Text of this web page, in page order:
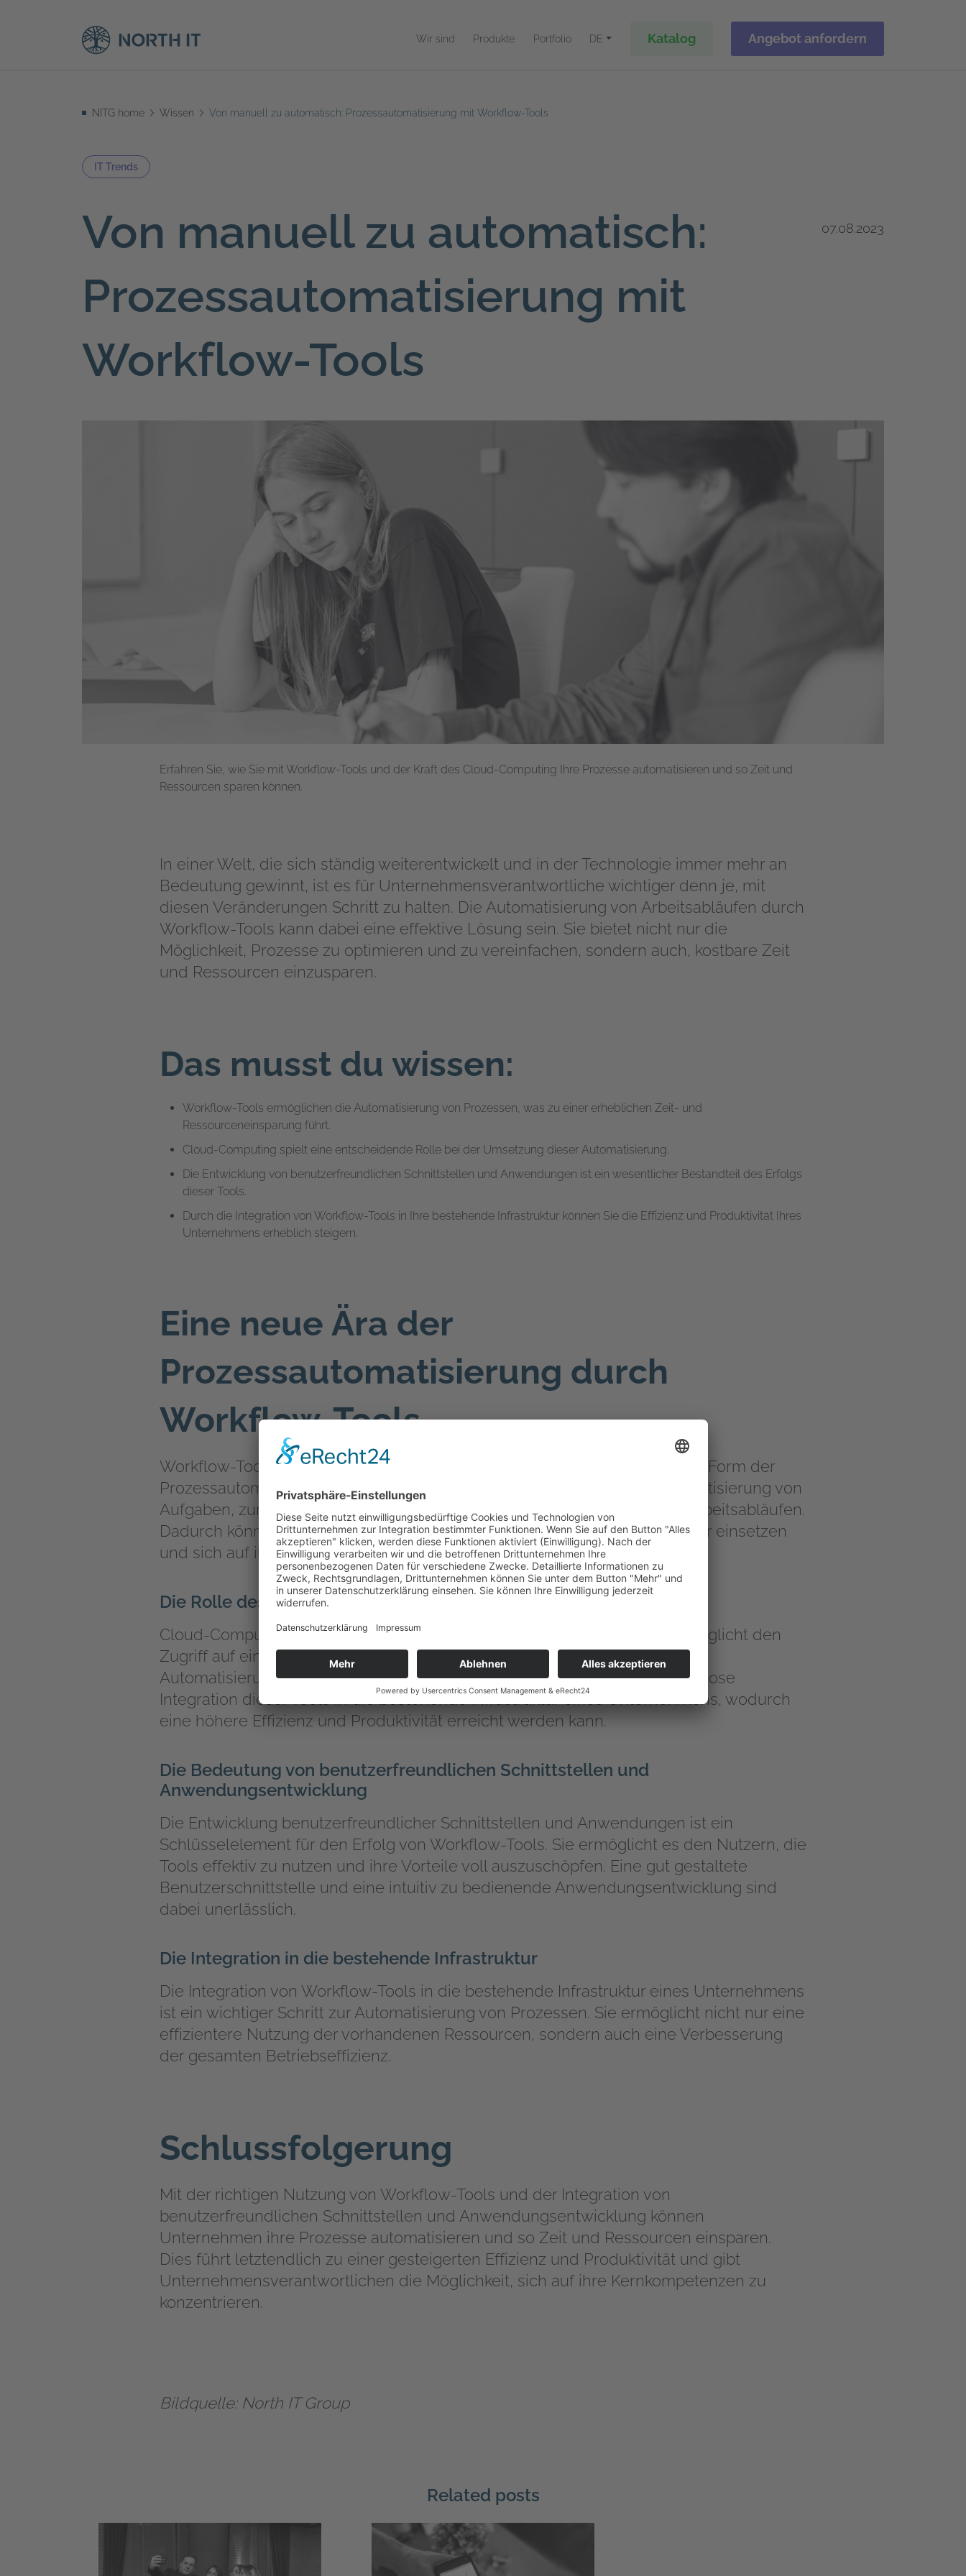
Wir sind Produkte Portfolio DE Katalog Angebot anfordern
NITG home Wissen Von manuell zu automatisch: Prozessautomatisierung mit Workflow-Tools
IT Trends
Von manuell zu automatisch:
Prozessautomatisierung mit
Workflow-Tools
07.08.2023
Erfahren Sie, wie Sie mit Workflow-Tools und der Kraft des Cloud-Computing Ihre Prozesse automatisieren und so Zeit und
Ressourcen sparen können.
In einer Welt, die sich ständig weiterentwickelt und in der Technologie immer mehr an
Bedeutung gewinnt, ist es für Unternehmensverantwortliche wichtiger denn je, mit
diesen Veränderungen Schritt zu halten. Die Automatisierung von Arbeitsabläufen durch
Workflow-Tools kann dabei eine effektive Lösung sein. Sie bietet nicht nur die
Möglichkeit, Prozesse zu optimieren und zu vereinfachen, sondern auch, kostbare Zeit
und Ressourcen einzusparen.
Das musst du wissen:
Workflow-Tools ermöglichen die Automatisierung von Prozessen, was zu einer erheblichen Zeit- und
Ressourceneinsparung führt.
Cloud-Computing spielt eine entscheidende Rolle bei der Umsetzung dieser Automatisierung.
Die Entwicklung von benutzerfreundlichen Schnittstellen und Anwendungen ist ein wesentlicher Bestandteil des Erfolgs
dieser Tools.
Durch die Integration von Workflow-Tools in Ihre bestehende Infrastruktur können Sie die Effizienz und Produktivität Ihres
Unternehmens erheblich steigern.
Eine neue Ära der
Prozessautomatisierung durch
Workflow-Tools
Workflow-Tools nutzen die Kraft des Cloud-Computing, um eine neuartige Form der
Prozessautomatisierung zu ermöglichen. Sie bieten Funktionen zur Automatisierung von
Aufgaben, zur Überwachung von Prozessen und zur Vereinfachung von Arbeitsabläufen.
Dadurch können Unternehmensverantwortliche ihre Ressourcen effizienter einsetzen
und sich auf ihre Kernkompetenzen konzentrieren.
Die Rolle des Cloud-Computing
Cloud-Computing ist das Rückgrat der Workflow-Automatisierung. Es ermöglicht den
Zugriff auf eine Vielzahl von Tools und Ressourcen, die für eine effektive
Automatisierung unerlässlich sind. Darüber hinaus ermöglicht es eine nahtlose
Integration dieser Tools in die bestehende Infrastruktur eines Unternehmens, wodurch
eine höhere Effizienz und Produktivität erreicht werden kann.
Die Bedeutung von benutzerfreundlichen Schnittstellen und
Anwendungsentwicklung
Die Entwicklung benutzerfreundlicher Schnittstellen und Anwendungen ist ein
Schlüsselelement für den Erfolg von Workflow-Tools. Sie ermöglicht es den Nutzern, die
Tools effektiv zu nutzen und ihre Vorteile voll auszuschöpfen. Eine gut gestaltete
Benutzerschnittstelle und eine intuitiv zu bedienende Anwendungsentwicklung sind
dabei unerlässlich.
Die Integration in die bestehende Infrastruktur
Die Integration von Workflow-Tools in die bestehende Infrastruktur eines Unternehmens
ist ein wichtiger Schritt zur Automatisierung von Prozessen. Sie ermöglicht nicht nur eine
effizientere Nutzung der vorhandenen Ressourcen, sondern auch eine Verbesserung
der gesamten Betriebseffizienz.
Schlussfolgerung
Mit der richtigen Nutzung von Workflow-Tools und der Integration von
benutzerfreundlichen Schnittstellen und Anwendungsentwicklung können
Unternehmen ihre Prozesse automatisieren und so Zeit und Ressourcen einsparen.
Dies führt letztendlich zu einer gesteigerten Effizienz und Produktivität und gibt
Unternehmensverantwortlichen die Möglichkeit, sich auf ihre Kernkompetenzen zu
konzentrieren.
Bildquelle: North IT Group
Related posts